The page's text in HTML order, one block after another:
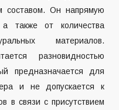
составом. Он напрямую
также от количества
материалов.
разновидностью
предназначается для
и не допускается к
в связи с присутствием